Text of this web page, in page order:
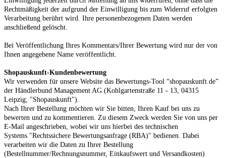
Rechtmäßigkeit der aufgrund der Einwilligung bis zum Widerruf erfolgten
Verarbeitung berührt wird. Ihre personenbezogenen Daten werden
anschließend gelöscht.
Bei Veröffentlichung Ihres Kommentars/Ihrer Bewertung wird nur der von
Ihnen angegebene Name veröffentlicht.
Shopauskunft-Kundenbewertung
Wir verwenden für unsere Website das Bewertungs-Tool “shopauskunft.de”
der Händlerbund Management AG (Kohlgartenstraße 11 - 13, 04315
Leipzig; "Shopauskunft").
Nach Ihrer Bestellung möchten wir Sie bitten, Ihren Kauf bei uns zu
bewerten und zu kommentieren. Zu diesem Zweck werden Sie von uns per
E-Mail angeschrieben, wobei wir uns hierbei des technischen
Systems "Rechtssichere Bewertungsanfrage (RBA)" bedienen. Dabei
verarbeiten wir die Daten zu Ihrer Bestellung
(Bestellnummer/Rechnungsnummer, Einkaufswert und Versandkosten)